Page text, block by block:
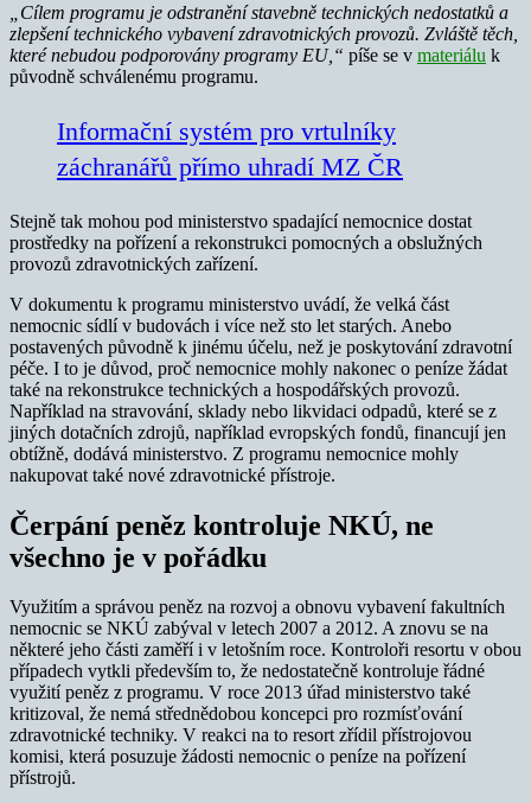
„Cílem programu je odstranění stavebně technických nedostatků a
zlepšení technického vybavení zdravotnických provozů. Zvláště těch,
které nebudou podporovány programy EU,“ píše se v materiálu k
původně schválenému programu.
Informační systém pro vrtulníky
záchranářů přímo uhradí MZ ČR
Stejně tak mohou pod ministerstvo spadající nemocnice dostat
prostředky na pořízení a rekonstrukci pomocných a obslužných
provozů zdravotnických zařízení.
V dokumentu k programu ministerstvo uvádí, že velká část
nemocnic sídlí v budovách i více než sto let starých. Anebo
postavených původně k jinému účelu, než je poskytování zdravotní
péče. I to je důvod, proč nemocnice mohly nakonec o peníze žádat
také na rekonstrukce technických a hospodářských provozů.
Například na stravování, sklady nebo likvidaci odpadů, které se z
jiných dotačních zdrojů, například evropských fondů, financují jen
obtížně, dodává ministerstvo. Z programu nemocnice mohly
nakupovat také nové zdravotnické přístroje.
Čerpání peněz kontroluje NKÚ, ne
všechno je v pořádku
Využitím a správou peněz na rozvoj a obnovu vybavení fakultních
nemocnic se NKÚ zabýval v letech 2007 a 2012. A znovu se na
některé jeho části zaměří i v letošním roce. Kontroloři resortu v obou
případech vytkli především to, že nedostatečně kontroluje řádné
využití peněz z programu. V roce 2013 úřad ministerstvo také
kritizoval, že nemá střednědobou koncepci pro rozmísťování
zdravotnické techniky. V reakci na to resort zřídil přístrojovou
komisi, která posuzuje žádosti nemocnic o peníze na pořízení
přístrojů.